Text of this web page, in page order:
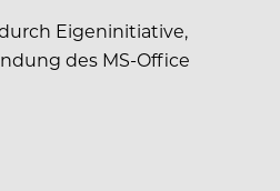
Eigeninitiative,
des MS-Office